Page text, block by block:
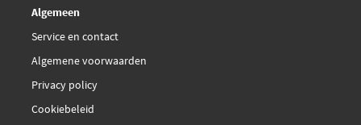
Algemeen
Service en contact
Algemene voorwaarden
Privacy policy
Cookiebeleid